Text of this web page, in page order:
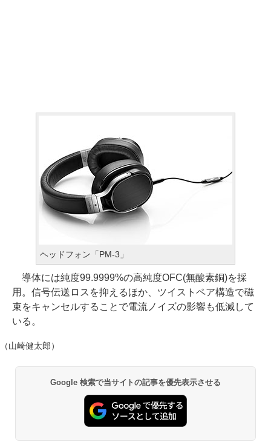
ヘッドフォン「PM-3」
導体には純度99.9999%の高純度OFC(無酸素銅)を採
用。信号伝送ロスを抑えるほか、ツイストペア構造で磁
束をキャンセルすることで電流ノイズの影響も低減して
いる。
（山崎健太郎）
Google 検索で当サイトの記事を優先表示させる